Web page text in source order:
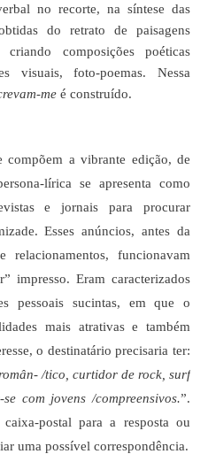
no recorte, na síntese das
do retrato de paisagens
composições poéticas
visuais, foto-poemas. Nessa
me é construído.
compõem a vibrante edição, de
lírica se apresenta como
e jornais para procurar
Esses anúncios, antes da
funcionavam
impresso. Eram caracterizados
pessoais sucintas, em que o
mais atrativas e também
o destinatário precisaria ter:
/tico, curtidor de rock, surf
com jovens /compreensivos.”.
postal para a resposta ou
uma possível correspondência.